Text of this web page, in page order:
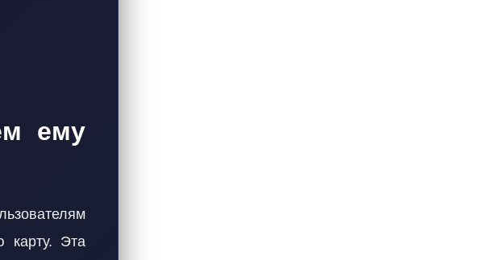
ему
карту. Эта